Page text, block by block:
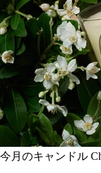
今月のキャンドル